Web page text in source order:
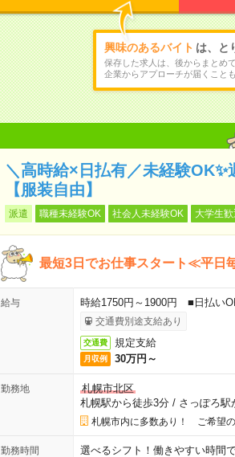
興味のあるバイト は、と
保存した求人は、後からまとめ
企業からアプローチが届くことも
＼高時給×日払有／未経験
【服装自由】
派遣 職種未経験OK 社会人未経験OK 大学生歓
最短3日でお仕事スタート≪平日
給与 時給1750円～1900円 ■日払い
交通費別途支給あり
交通費 規定支給
月収例 30万円～
勤務地
札幌市北区
札幌駅から徒歩3分/ さっぽろ駅
札幌市内に多数あり！ ご希望の
勤務時間
選べるシフト！働きやすい時間